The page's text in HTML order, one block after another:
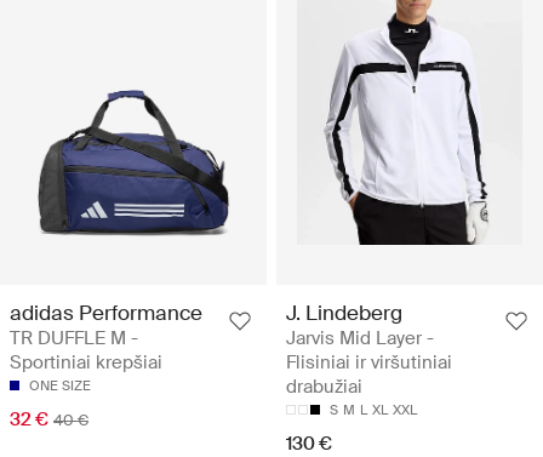
adidas Performance
TR DUFFLE M -
Sportiniai krepšiai
ONE SIZE
32 € 40 €
J. Lindeberg
Jarvis Mid Layer -
Flisiniai ir viršutiniai
drabužiai
S M L XL XXL
130 €